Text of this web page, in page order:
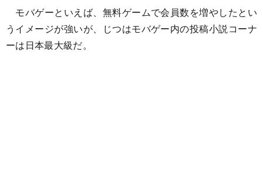
モバゲーといえば、無料ゲームで会員数を増やしたとい
うイメージが強いが、じつはモバゲー内の投稿小説コーナ
ーは日本最大級だ。